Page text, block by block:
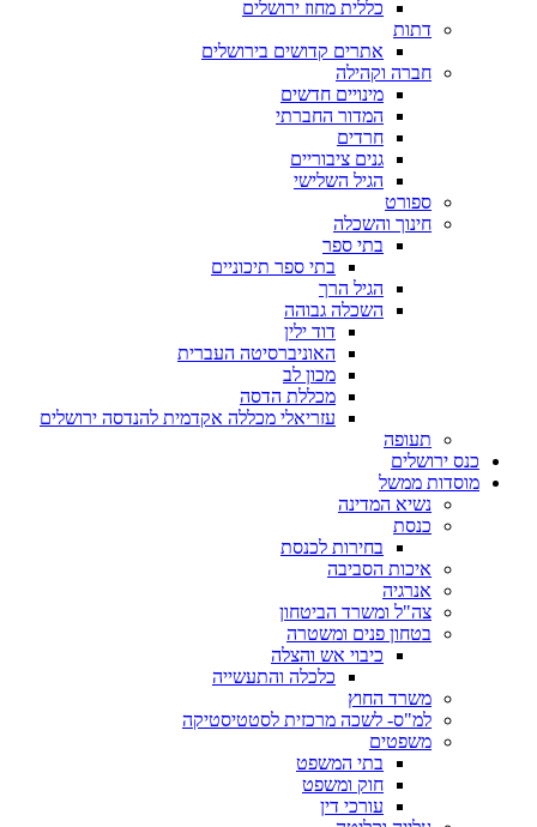
כללית מחוז ירושלים
דתות
אתרים קדושים בירושלים
חברה וקהילה
מינויים חדשים
המדור החברתי
חרדים
גנים ציבוריים
הגיל השלישי
ספורט
חינוך והשכלה
בתי ספר
בתי ספר תיכוניים
הגיל הרך
השכלה גבוהה
דוד ילין
האוניברסיטה העברית
מכון לב
מכללת הדסה
עזריאלי מכללה אקדמית להנדסה ירושלים
תעופה
כנס ירושלים
מוסדות ממשל
נשיא המדינה
כנסת
בחירות לכנסת
איכות הסביבה
אנרגיה
צה"ל ומשרד הביטחון
בטחון פנים ומשטרה
כיבוי אש והצלה
כלכלה והתעשייה
משרד החוץ
למ"ס- לשכה מרכזית לסטטיסטיקה
משפטים
בתי המשפט
חוק ומשפט
עורכי דין